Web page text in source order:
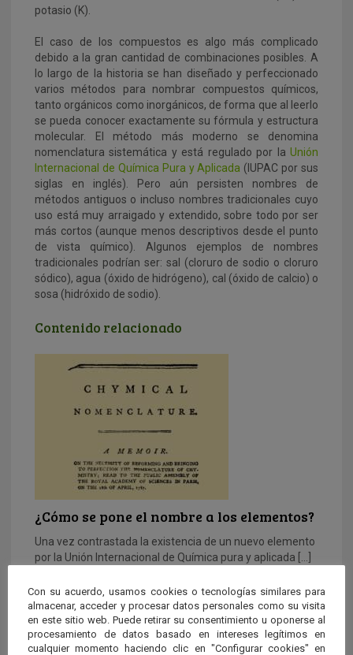
potasio (K).
El caso de los compuestos es algo más complicado
debido a la gran cantidad de combinaciones posibles. A
lo largo de la historia se han diseñado y perfeccionado
varios métodos para nombrar compuestos químicos,
tanto orgánicos como inorgánicos, de forma que al leerlo
se pueda conocer exactamente su fórmula y estructura
molecular. El método más moderno se denomina
nomenclatura sistemática y está regulado por la Unión
Internacional de Química Pura y Aplicada (IUPAC por sus
siglas en inglés). Pero aún persisten nombres de
métodos antiguos o incluso nombres tradicionales cuyo
uso está muy arraigado y extendido, sobre todo por ser
más cortos (aunque menos descriptivos desde el punto
de vista químico). Algunos ejemplos de nombres
tradicionales podrían ser: sal (cloruro de sodio o cloruro
sódico), agua (óxido de hidrógeno), cal (óxido de calcio) o
sosa (hidróxido de sodio).
Contenido relacionado
¿Cómo se pone el nombre a los elementos?
Una vez contrastada la existencia de un nuevo elemento
por la Unión Internacional de Química pura y aplicada […]
Con su acuerdo, usamos cookies o tecnologías similares para
almacenar, acceder y procesar datos personales como su visita
en este sitio web. Puede retirar su consentimiento u oponerse al
procesamiento de datos basado en intereses legítimos en
cualquier momento haciendo clic en "Configurar cookies" en